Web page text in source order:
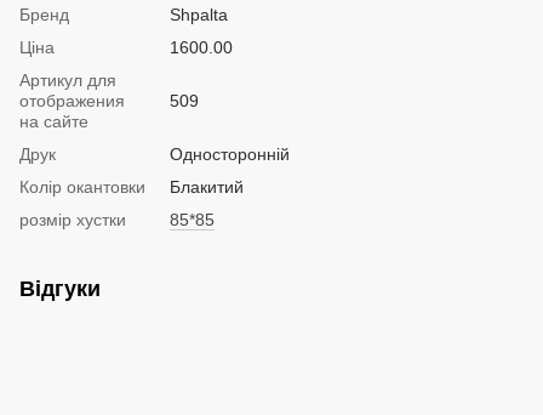
Бренд
Shpalta
Ціна
1600.00
Артикул для
отображения
на сайте
509
Друк
Односторонній
Колір окантовки
Блакитий
розмір хустки
85*85
Відгуки